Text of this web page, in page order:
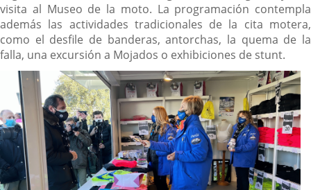
visita al Museo de la moto. La programación contempla
además las actividades tradicionales de la cita motera,
como el desfile de banderas, antorchas, la quema de la
falla, una excursión a Mojados o exhibiciones de stunt.